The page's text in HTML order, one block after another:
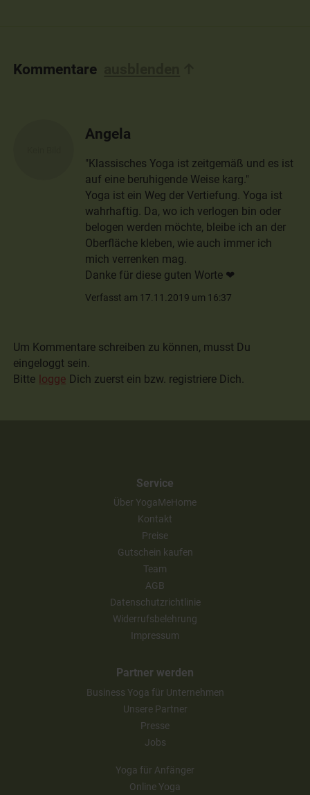
Kommentare
Angela
"Klassisches Yoga ist zeitgemäß und es ist
auf eine beruhigende Weise karg."
Yoga ist ein Weg der Vertiefung. Yoga ist
wahrhaftig. Da, wo ich verlogen bin oder
belogen werden möchte, bleibe ich an der
Oberfläche kleben, wie auch immer ich
mich verrenken mag.
Danke für diese guten Worte ❤
Verfasst am 17.11.2019 um 16:37
Um Kommentare schreiben zu können, musst Du
eingeloggt sein.
Bitte logge Dich zuerst ein bzw. registriere Dich.
Service
Über YogaMeHome
Kontakt
Preise
Gutschein kaufen
Team
AGB
Datenschutzrichtlinie
Widerrufsbelehrung
Impressum
Partner werden
Business Yoga für Unternehmen
Unsere Partner
Presse
Jobs
Yoga für Anfänger
Online Yoga